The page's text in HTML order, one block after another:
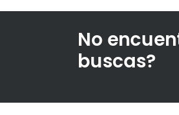
No
buscas?